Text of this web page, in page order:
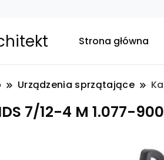
Strona główna
Urządzenia sprzątające
7/12-4 M 1.077-